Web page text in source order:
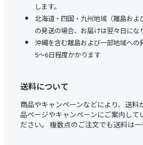
します。
北海道・四国・九州地域（離島およ
の発送の場合、お届けは翌々日にな
沖縄を含む離島および一部地域への
5～6日程度かかります
送料について
商品やキャンペーンなどにより、送料
品ページやキャンペーンにご案内して
ださい。 複数点のご注文でも送料は一